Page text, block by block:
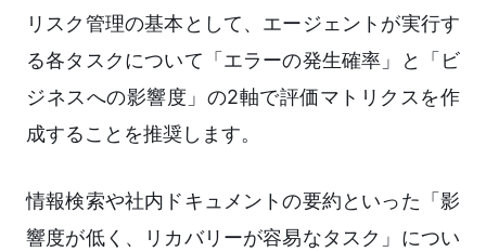
リスク管理の基本として、エージェントが実行す
る各タスクについて「エラーの発生確率」と「ビ
ジネスへの影響度」の2軸で評価マトリクスを作
成することを推奨します。
情報検索や社内ドキュメントの要約といった「影
響度が低く、リカバリーが容易なタスク」につい